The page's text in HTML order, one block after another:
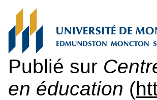
Publié sur
en éducation (